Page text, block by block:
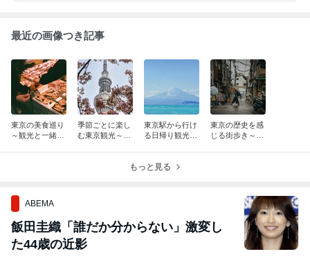
最近の画像つき記事
東京の美食巡り
～観光と一緒に
季節ごとに楽し
む東京観光～春
東京駅から行け
る日帰り観光モ
東京の歴史を感
じる街歩き～下
もっと見る
ABEMA
飯田圭織「誰だか分からない」激変し
た44歳の近影